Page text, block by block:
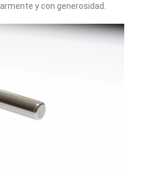
y con generosidad.